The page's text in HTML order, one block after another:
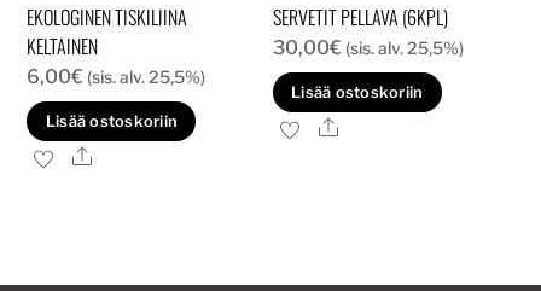
EKOLOGINEN TISKILIINA
KELTAINEN
6,00€ (sis. alv. 25,5%)
Lisää ostoskoriin
Ale
SERVETIT PELLAVA (6KPL)
30,00€ (sis. alv. 25,5%)
Lisää ostoskoriin
Ale